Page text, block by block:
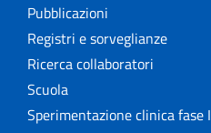
Pubblicazioni
Registri e sorveglianze
Ricerca collaboratori
Scuola
Sperimentazione clinica fase I